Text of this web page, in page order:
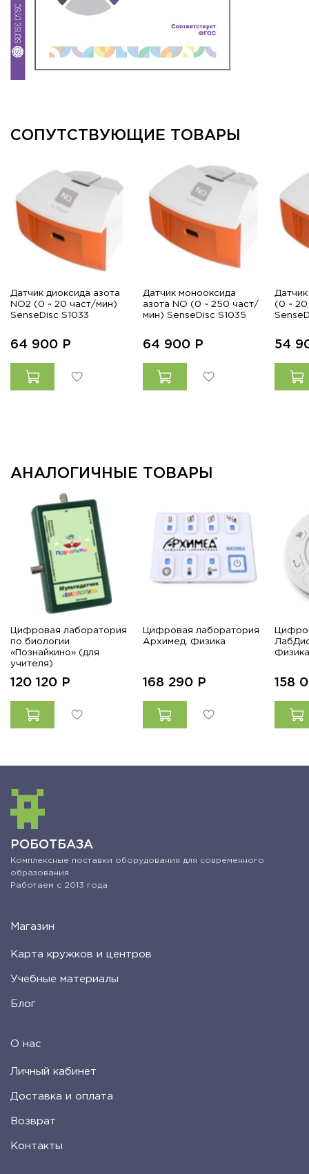
СОПУТСТВУЮЩИЕ ТОВАРЫ
Датчик диоксида азота
NO2 (0 ~ 20 част/мин)
SenseDisc S1033
64 900 Р
Датчик монооксида
азота NO (0 ~ 250 част/
мин) SenseDisc S1035
64 900 Р
(0 ~
54
АНАЛОГИЧНЫЕ ТОВАРЫ
Цифровая лаборатория
по биологии
«Познайкино» (для
учителя)
120 120 Р
Цифровая лаборатория
Архимед. Физика
168 290 Р 158
РОБОТБАЗА
Комплексные поставки оборудования для современного
образования
Работаем с 2013 года
Магазин
Карта кружков и центров
Учебные материалы
Блог
О нас
Личный кабинет
Доставка и оплата
Возврат
Контакты